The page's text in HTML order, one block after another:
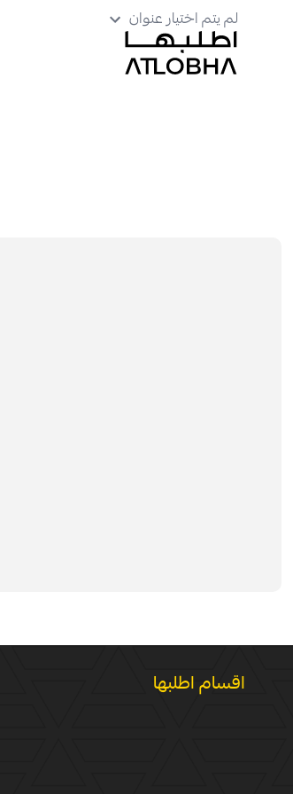
لم يتم اختيار عنوان
اقسام اطلبها